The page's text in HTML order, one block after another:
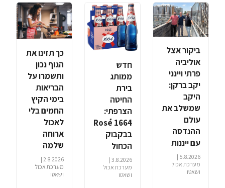
ביקור אצל
אוליביה
פרתי ויינני
יקב ברקן:
היקב
שמשלב את
עולם
ההנדסה
עם ייננות
5.8.2026 |
מערכת אכול
ושאטו
חדש
ממותג
בירת
החיטה
הצרפתי:
1664 Rosé
בבקבוק
הכחול
3.8.2026 |
מערכת אכול
ושאטו
כך תזינו את
הגוף נכון
ותשמרו על
הבריאות
בימי הקיץ
החמים בלי
לאכול
ארוחה
שלמה
2.8.2026 |
מערכת אכול
ושאטו